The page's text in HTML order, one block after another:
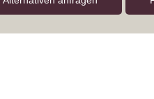
Sie uns sehr gerne